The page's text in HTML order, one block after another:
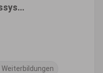
Weiterbildungen